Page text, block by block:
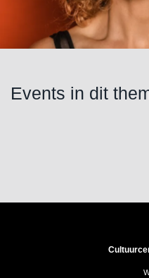
Events in dit